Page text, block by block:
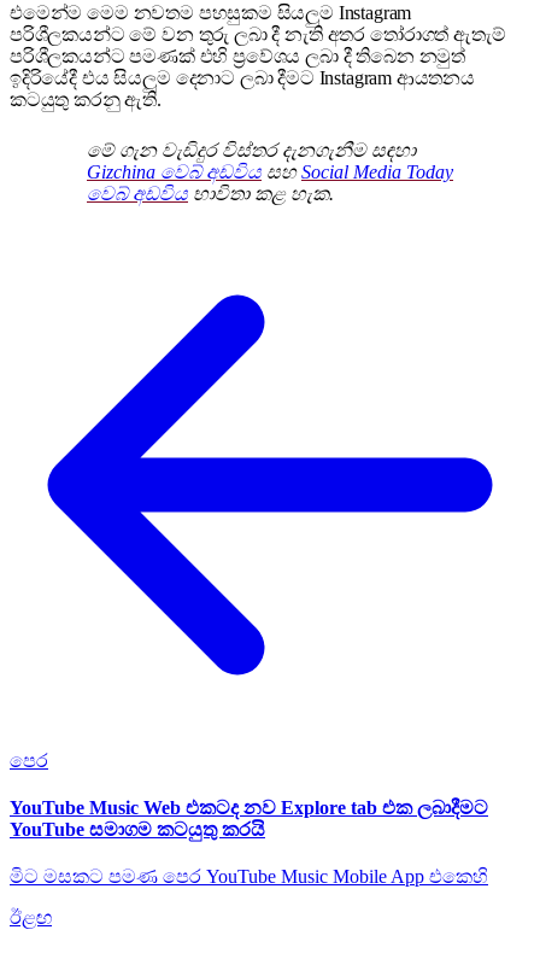
එමෙන්ම මෙම නවතම පහසුකම සියලුම Instagram
පරිශීලකයන්ට මේ වන තුරු ලබා දී නැති අතර තෝරාගත් ඇතැම්
පරිශීලකයන්ට පමණක් එහි ප්‍රවේශය ලබා දී තිබෙන නමුත්
ඉදිරියේදී එය සියලුම දෙනාට ලබා දීමට Instagram ආයතනය
කටයුතු කරනු ඇති.
මේ ගැන වැඩිදුර විස්තර දැනගැනීම සඳහා
Gizchina වෙබ් අඩවිය සහSocial Media Today
වෙබ් අඩවිය භාවිතා කළ හැක.
පෙර
YouTube Music Web එකටද නව Explore tab එක ලබාදීමට
YouTube සමාගම කටයුතු කරයි
මිට මසකට පමණ පෙර YouTube Music Mobile App එකෙහි
ඊළඟ